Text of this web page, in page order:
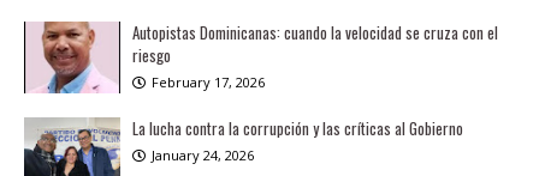
Autopistas Dominicanas: cuando la velocidad se cruza con el
riesgo
February 17, 2026
La lucha contra la corrupción y las críticas al Gobierno
January 24, 2026